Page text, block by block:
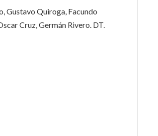
Gustavo Quiroga, Facundo
Cruz, Germán Rivero. DT.